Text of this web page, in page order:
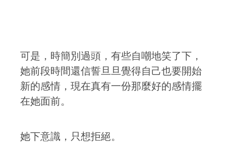
可是，時簡別過頭，有些自嘲地笑了下，
她前段時間還信誓旦旦覺得自己也要開始
新的感情，現在真有一份那麼好的感情擺
在她面前。
她下意識，只想拒絕。